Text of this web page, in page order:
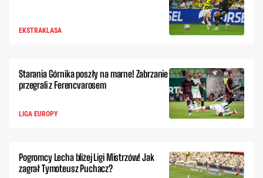
EKSTRAKLASA
Starania Górnika poszły na marne! Zabrzanie
przegrali z Ferencvarosem
LIGA EUROPY
Pogromcy Lecha bliżej Ligi Mistrzów! Jak
zagrał Tymoteusz Puchacz?